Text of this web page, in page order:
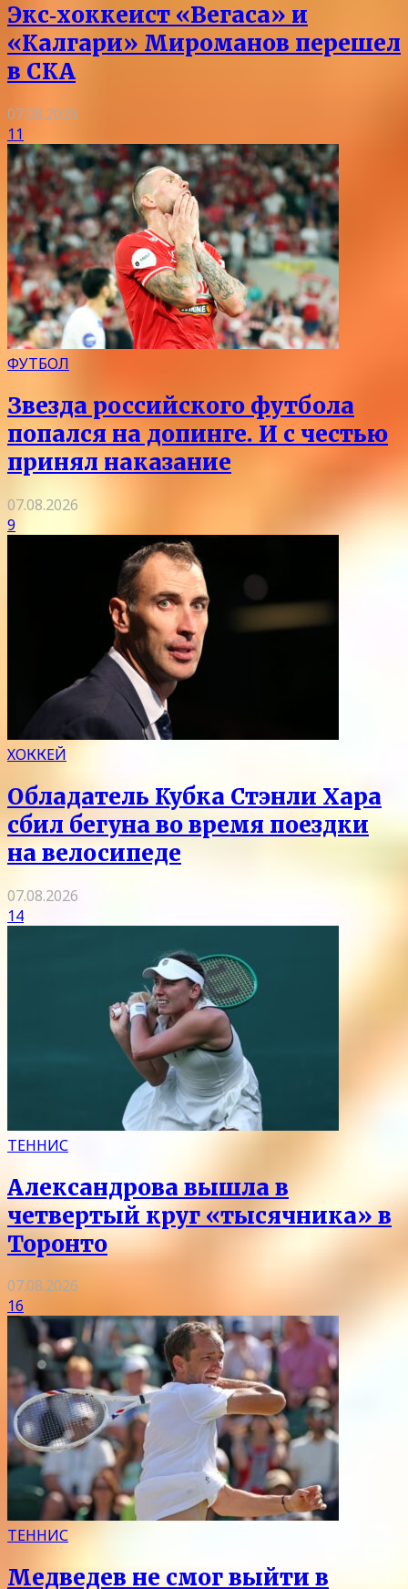
Экс‑хоккеист «Вегаса» и
«Калгари» Мироманов перешел
в СКА
07.08.2026
11
ФУТБОЛ
Звезда российского футбола
попался на допинге. И с честью
принял наказание
07.08.2026
9
ХОККЕЙ
Обладатель Кубка Стэнли Хара
сбил бегуна во время поездки
на велосипеде
07.08.2026
14
ТЕННИС
Александрова вышла в
четвертый круг «тысячника» в
Торонто
07.08.2026
16
ТЕННИС
Медведев не смог выйти в